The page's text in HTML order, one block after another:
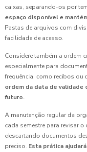
caixas, separando-os por
espaço disponível e
Pastas de arquivos com
facilidade de acesso.
Considere também a ordem
especialmente para
frequência, como recibos ou
ordem da data de validade
futuro.
A manutenção regular da
cada semestre para revisar
descartando documentos
preciso. Esta prática